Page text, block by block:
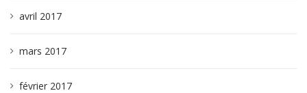
avril 2017
mars 2017
février 2017